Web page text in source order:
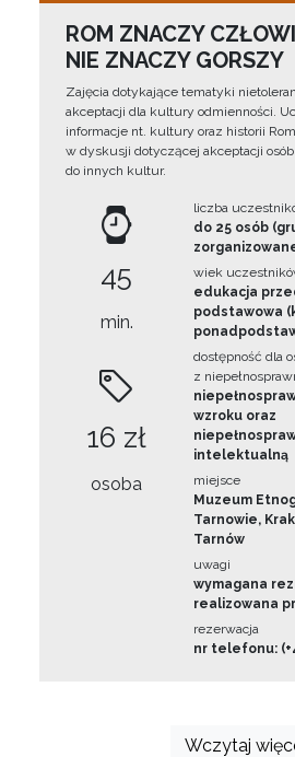
ROM ZNACZY
NIE ZNACZY GORSZY
Zajęcia dotykające tematyki
akceptacji dla kultury odmienności.
informacje nt. kultury oraz historii
w dyskusji dotyczącej akceptacji
do innych kultur.
45
min.
16 zł
osoba
liczba
do 25 osób
wiek
edukacja
podstawowa
dostępność dla
z
wzroku oraz
intelektualną
miejsce
Muzeum
Tarnowie,
Tarnów
uwagi
wymagana
realizowana
rezerwacja
nr telefonu:
Wczytaj